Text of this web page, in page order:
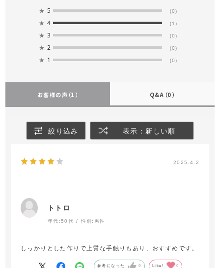
★ 5 (0)
★ 4 (1)
★ 3 (0)
★ 2 (0)
★ 1 (0)
お客様の声 （1） Q&A （0）
絞り込み 表示：新しい順
2025.4.2
トトロ
年代:50代 性別: 男性
しっかりとした作りで上質な手触りもあり、おすすめです。
参考になった 0 Like! 0